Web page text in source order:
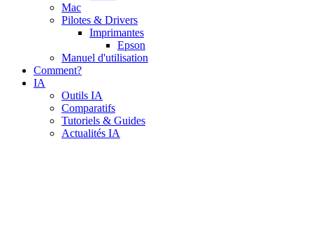
Mac
Pilotes & Drivers
Imprimantes
Epson
Manuel d'utilisation
Comment?
IA
Outils IA
Comparatifs
Tutoriels & Guides
Actualités IA